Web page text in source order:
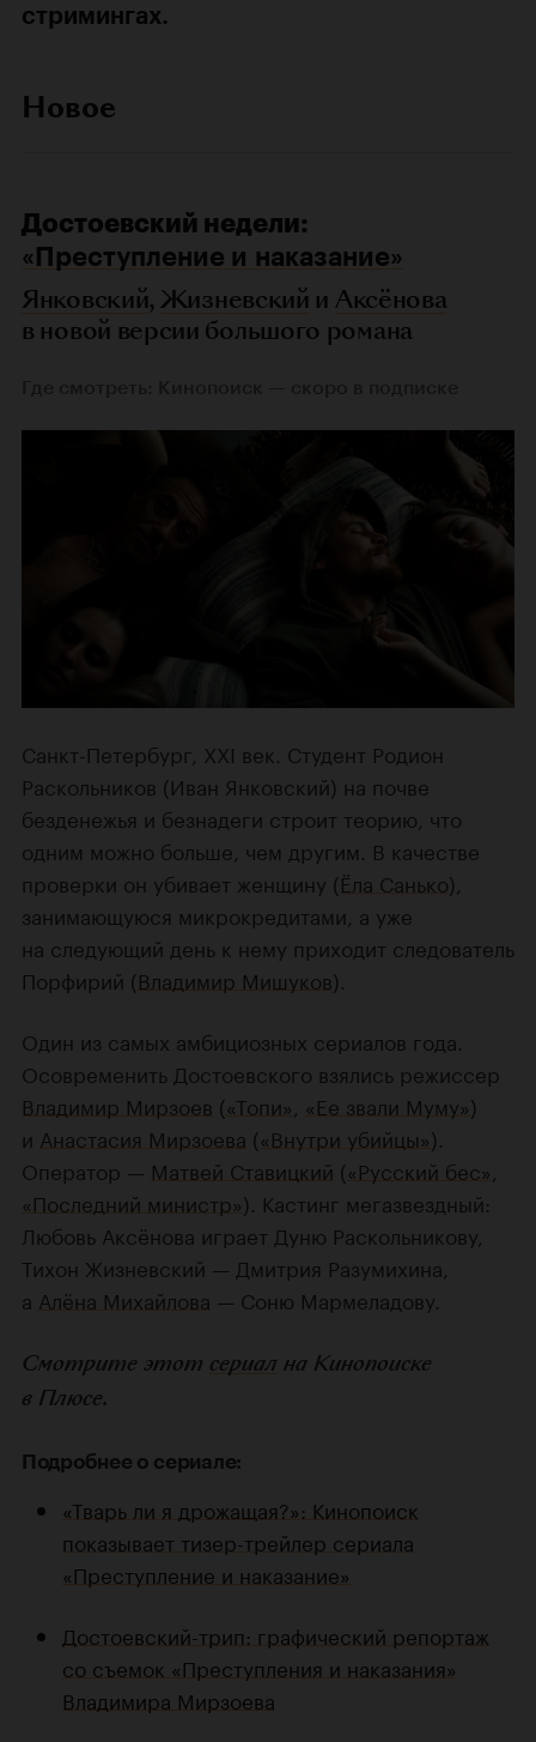
стримингах.
Новое
Достоевский недели:
«Преступление и наказание»
Янковский,Жизневский и Аксёнова
в новой версии большого романа
Санкт-Петербург, XXI век. Студент Родион
Раскольников (Иван Янковский) на почве
безденежья и безнадеги строит теорию, что
одним можно больше, чем другим. В качестве
проверки он убивает женщину (Ёла Санько),
занимающуюся микрокредитами, а уже
на следующий день к нему приходит следователь
Порфирий (Владимир Мишуков).
Один из самых амбициозных сериалов года.
Осовременить Достоевского взялись режиссер
Владимир Мирзоев («Топи» «Ее звали Муму»)
и Анастасия Мирзоева («Внутри убийцы»).
Оператор — Матвей Ставицкий («Русский бес»
«Последний министр»). Кастинг мегазвездный:
Любовь Аксёнова играет Дуню Раскольникову,
Тихон Жизневский — Дмитрия Разумихина,
а Алёна Михайлова — Соню Мармеладову.
Смотрите этот сериал на Кинопоиске
в Плюсе.
Подробнее о сериале:
«Тварь ли я дрожащая?»: Кинопоиск
показывает тизер-трейлер сериала
«Преступление и наказание»
Достоевский-трип: графический репортаж
со съемок «Преступления и наказания»
Владимира Мирзоева